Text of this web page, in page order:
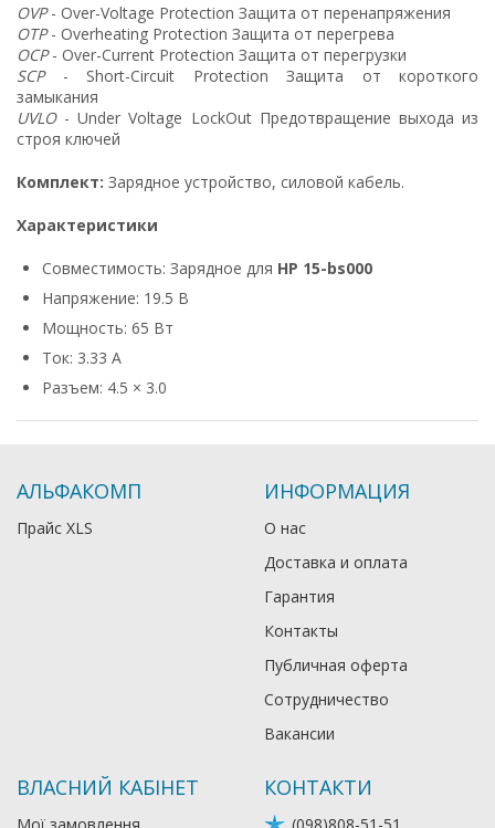
OVP- Over-Voltage Protection Защита от перенапряжения
OTP- Overheating Protection Защита от перегрева
OCP- Over-Current Protection Защита от перегрузки
SCP- Short-Circuit Protection Защита от короткого
замыкания
UVLO- Under Voltage LockOut Предотвращение выхода из
строя ключей
Комплект: Зарядное устройство, силовой кабель.
Характеристики
Совместимость: Зарядное для HP 15-bs000
Напряжение: 19.5 В
Мощность: 65 Вт
Ток: 3.33 А
Разъем: 4.5 × 3.0
АЛЬФАКОМП
Прайс XLS
ИНФОРМАЦИЯ
О нас
Доставка и оплата
Гарантия
Контакты
Публичная оферта
Сотрудничество
Вакансии
ВЛАСНИЙ КАБІНЕТ КОНТАКТИ